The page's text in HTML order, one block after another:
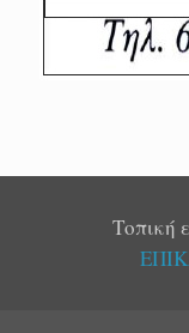
Τοπική